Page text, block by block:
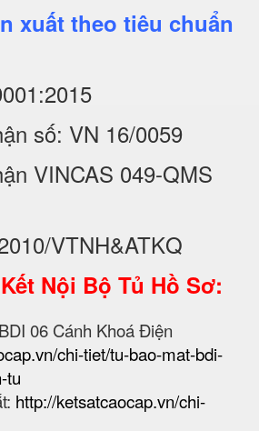
xuất theo tiêu chuẩn
số: VN 16/0059
VINCAS 049-QMS
VTNH&ATKQ
Nội Bộ Tủ Hồ Sơ:
06 Cánh Khoá Điện
chi-tiet/tu-bao-mat-bdi-
tu
http://ketsatcaocap.vn/chi-